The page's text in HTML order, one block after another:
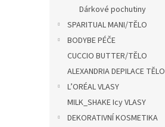
Dárkové pochutiny
SPARITUAL MANI/TĚLO
BODYBE PÉČE
CUCCIO BUTTER/TĚLO
ALEXANDRIA DEPILACE TĚLO
L’ORÉAL VLASY
MILK_SHAKE Icy VLASY
DEKORATIVNÍ KOSMETIKA